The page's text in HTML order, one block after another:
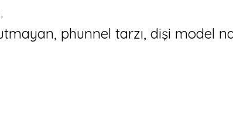
phunnel tarzı, dişi model